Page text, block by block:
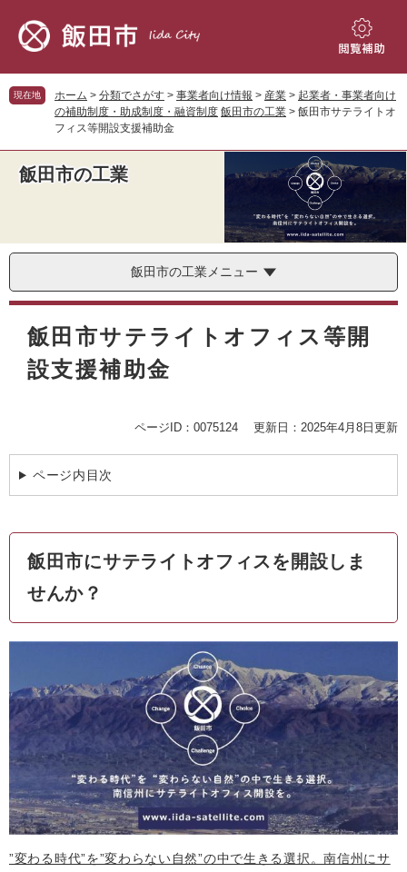
先
頭
を
飛
閲
補
助
現在地 ホーム > 分類でさがす > 事業者向け情報 > 産業 > 起業者・事業者向け
の補助制度・助成制度・融資制度 飯田市の工業 > 飯田市サテライトオ
フィス等開設支援補助金
飯田市の工業
飯田市の工業メニュー
本
飯田市サテライトオフィス等開
設支援補助金
ページID：0075124 更新日：2025年4月8日更新
ページ内目次
飯田市にサテライトオフィスを開設しま
せんか？
”変わる時代”を”変わらない自然”の中で生きる選択。南信州にサ